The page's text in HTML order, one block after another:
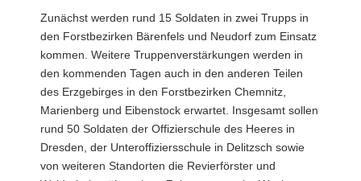
Zunächst werden rund 15 Soldaten in zwei Trupps in
den Forstbezirken Bärenfels und Neudorf zum Einsatz
kommen. Weitere Truppenverstärkungen werden in
den kommenden Tagen auch in den anderen Teilen
des Erzgebirges in den Forstbezirken Chemnitz,
Marienberg und Eibenstock erwartet. Insgesamt sollen
rund 50 Soldaten der Offizierschule des Heeres in
Dresden, der Unteroffiziersschule in Delitzsch sowie
von weiteren Standorten die Revierförster und